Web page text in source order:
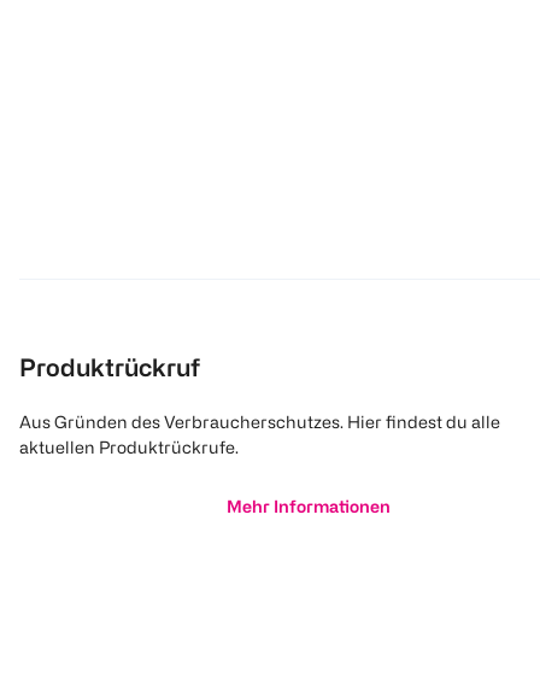
Produktrückruf
Aus Gründen des Verbraucherschutzes. Hier findest du alle
aktuellen Produktrückrufe.
Mehr Informationen